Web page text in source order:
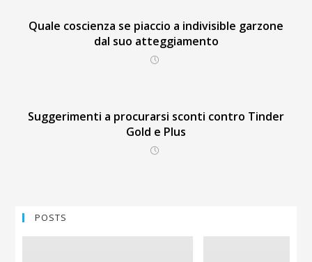
Quale coscienza se piaccio a indivisible garzone
dal suo atteggiamento
Suggerimenti a procurarsi sconti contro Tinder
Gold e Plus
POSTS